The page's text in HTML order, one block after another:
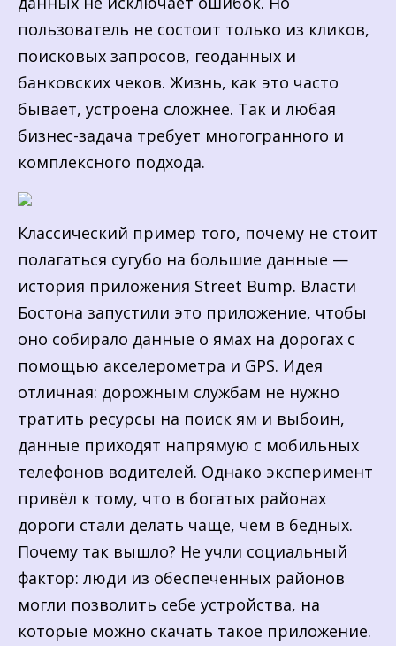
пользователь не состоит только из кликов,
поисковых запросов, геоданных и
банковских чеков. Жизнь, как это часто
бывает, устроена сложнее. Так и любая
бизнес-задача требует многогранного и
комплексного подхода.
Классический пример того, почему не стоит
полагаться сугубо на большие данные —
история приложения Street Bump. Власти
Бостона запустили это приложение, чтобы
оно собирало данные о ямах на дорогах с
помощью акселерометра и GPS. Идея
отличная: дорожным службам не нужно
тратить ресурсы на поиск ям и выбоин,
данные приходят напрямую с мобильных
телефонов водителей. Однако эксперимент
привёл к тому, что в богатых районах
дороги стали делать чаще, чем в бедных.
Почему так вышло? Не учли социальный
фактор: люди из обеспеченных районов
могли позволить себе устройства, на
которые можно скачать такое приложение.